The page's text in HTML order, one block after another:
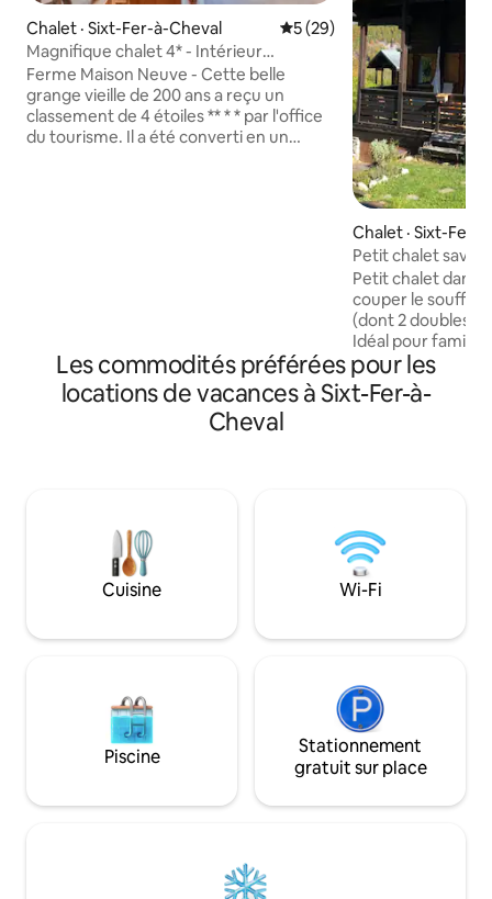
Chalet · Sixt-Fer-à-Cheval Note moyenne de 5 sur 5,
5 (29)
Magnifique chalet 4* - Intérieur
moderne, sauna, ski
Ferme Maison Neuve - Cette belle
grange vieille de 200 ans a reçu un
classement de 4 étoiles ** * * par l'office
du tourisme. Il a été converti en un
débutants et du ski-bus !
Chalet · Sixt-Fer-
Petit chalet
et randos
Petit chalet dans
couper le souffle.
(dont 2 doubles)
Idéal pour famille
chambre avec
Chaise haute
vertes/bleues,
beaux villages de
Les commodités préférées pour les
locations de vacances à Sixt-Fer-à-
Cheval
Cuisine Wi-Fi
Piscine
Stationnement
gratuit sur place